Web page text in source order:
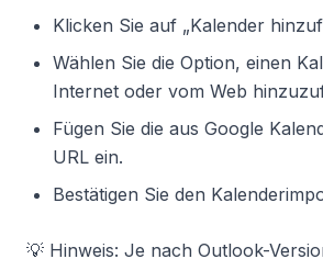
Klicken Sie auf „Kalender
Wählen Sie die Option, einen
Internet oder vom Web
Fügen Sie die aus Google
URL ein.
Bestätigen Sie den
💡 Hinweis: Je nach Outlook-